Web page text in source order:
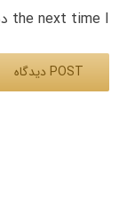
the next time I دیدگاه.